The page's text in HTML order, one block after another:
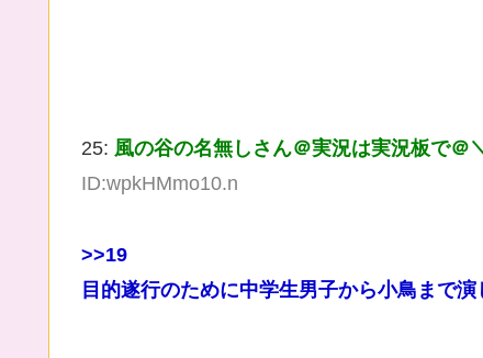
25: 風の谷の名無しさん＠実況は実況板で＠
ID:wpkHMmo10.n
>>19
目的遂行のために中学生男子から小鳥まで